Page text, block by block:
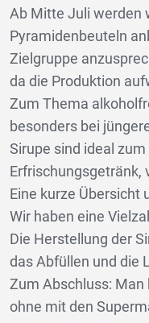
Ab Mitte Juli werden
Pyramidenbeuteln
Zielgruppe
da die Produktion
Zum Thema
besonders bei
Sirupe sind ideal
Erfrischungsgetränk,
Eine kurze Übersicht
Wir haben eine
Die Herstellung der
das Abfüllen und die
Zum Abschluss:
ohne mit den